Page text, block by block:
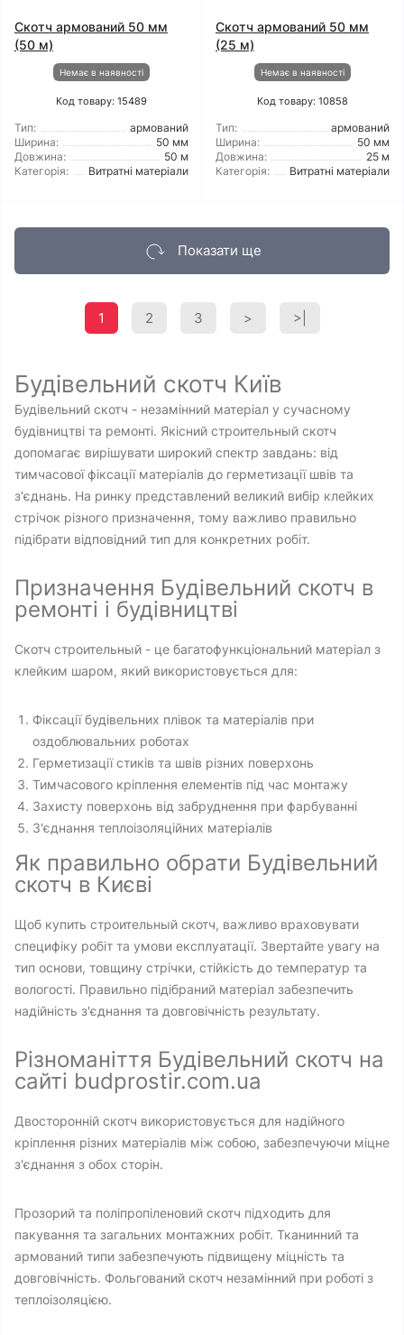
Скотч армований 50 мм
(50 м)
Немає в наявності
Код товару: 15489
Тип:
армований
Ширина:
50 мм
Довжина:
50 м
Категорія:
Витратні матеріали
Скотч армований 50 мм
(25 м)
Немає в наявності
Код товару: 10858
Тип:
армований
Ширина:
50 мм
Довжина:
25 м
Категорія:
Витратні матеріали
Показати ще
1 2 3 > >|
Будівельний скотч Київ
Будівельний скотч - незамінний матеріал у сучасному
будівництві та ремонті. Якісний строительный скотч
допомагає вирішувати широкий спектр завдань: від
тимчасової фіксації матеріалів до герметизації швів та
з'єднань. На ринку представлений великий вибір клейких
стрічок різного призначення, тому важливо правильно
підібрати відповідний тип для конкретних робіт.
Призначення Будівельний скотч в
ремонті і будівництві
Скотч строительный - це багатофункціональний матеріал з
клейким шаром, який використовується для:
Фіксації будівельних плівок та матеріалів при
оздоблювальних роботах
Герметизації стиків та швів різних поверхонь
Тимчасового кріплення елементів під час монтажу
Захисту поверхонь від забруднення при фарбуванні
З'єднання теплоізоляційних матеріалів
Як правильно обрати Будівельний
скотч в Києві
Щоб купить строительный скотч, важливо враховувати
специфіку робіт та умови експлуатації. Звертайте увагу на
тип основи, товщину стрічки, стійкість до температур та
вологості. Правильно підібраний матеріал забезпечить
надійність з'єднання та довговічність результату.
Різноманіття Будівельний скотч на
сайті budprostir.com.ua
Двосторонній скотч використовується для надійного
кріплення різних матеріалів між собою, забезпечуючи міцне
з'єднання з обох сторін.
Прозорий та поліпропіленовий скотч підходить для
пакування та загальних монтажних робіт. Тканинний та
армований типи забезпечують підвищену міцність та
довговічність. Фольгований скотч незамінний при роботі з
теплоізоляцією.